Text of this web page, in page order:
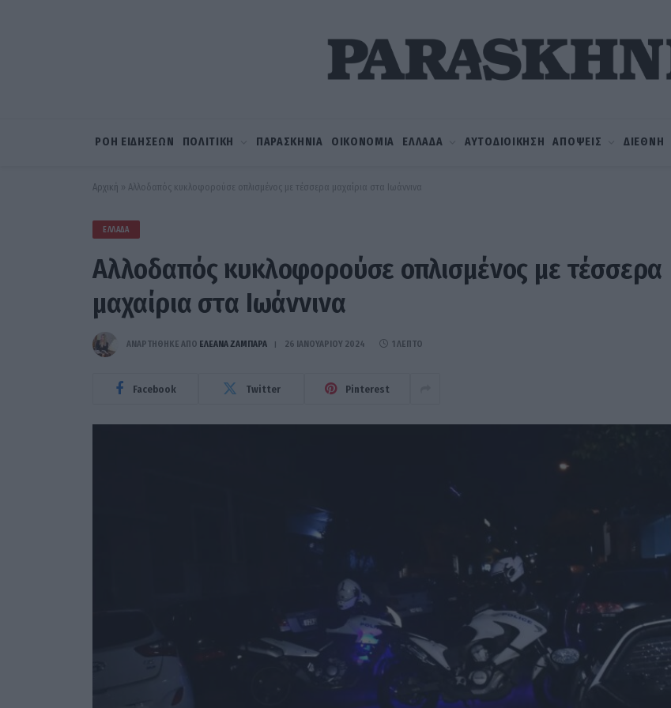
ΡΟΗ ΕΙΔΗΣΕΩΝ ΠΟΛΙΤΙΚΗ ΠΑΡΑΣΚΗΝΙΑ ΟΙΚΟΝΟΜΙΑ ΕΛΛΑΔΑ ΑΥΤΟΔΙΟΙΚΗΣΗ ΑΠΟΨΕΙΣ ΔΙΕΘΝΗ
Αρχική » Αλλοδαπός κυκλοφορούσε οπλισμένος με τέσσερα μαχαίρια στα Ιωάννινα
ΕΛΛΆΔΑ
Αλλοδαπός κυκλοφορούσε οπλισμένος με τέσσερα
μαχαίρια στα Ιωάννινα
ΑΝΑΡΤΗΘΗΚΕ ΑΠΟ ΕΛΕΑΝΑ ΖΑΜΠΑΡΑ 26 ΙΑΝΟΥΑΡΊΟΥ 2024 1 ΛΕΠΤΌ
Facebook Twitter Pinterest